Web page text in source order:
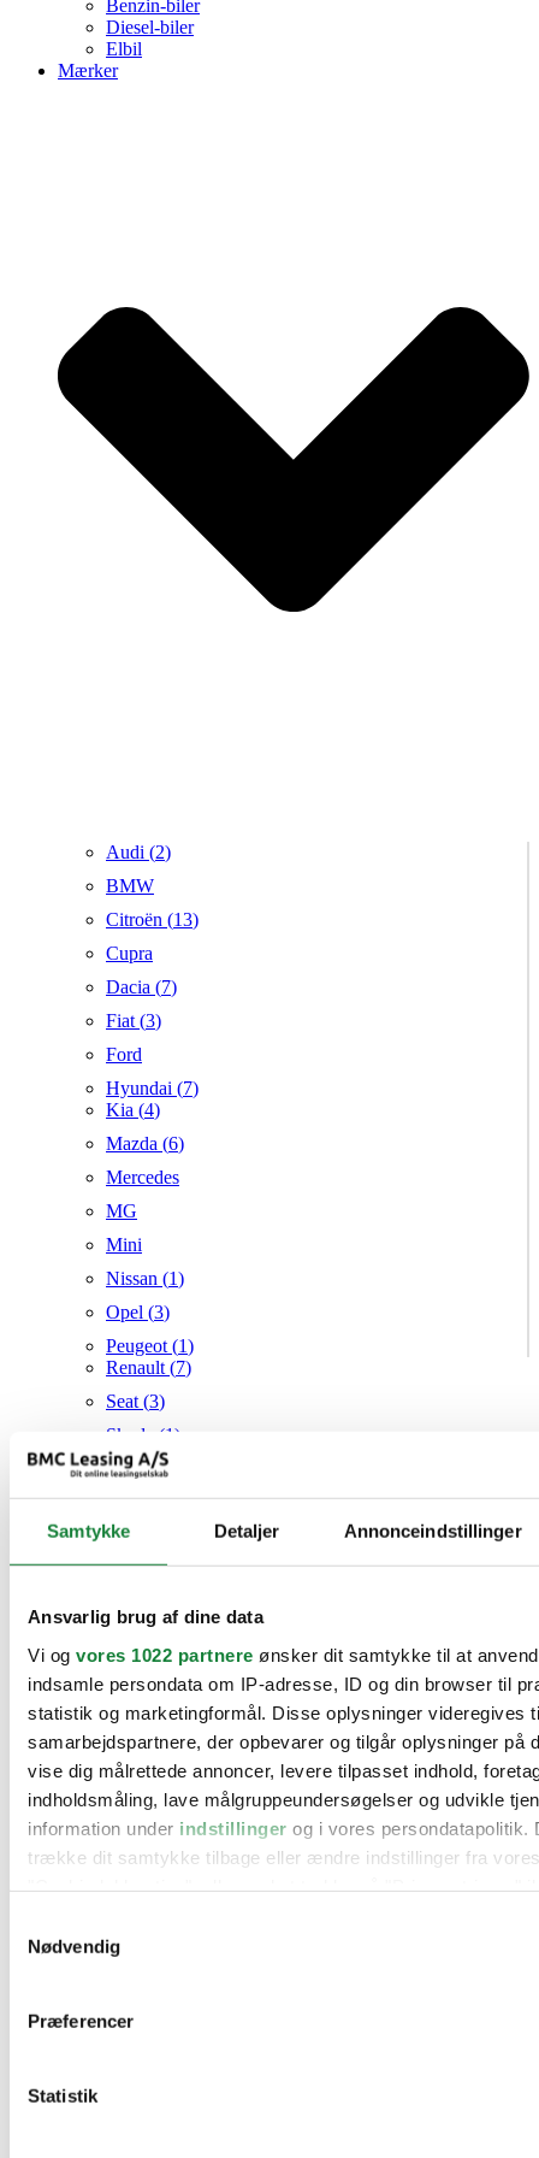
Samtykke Detaljer Annonceindstillinger
Ansvarlig brug af dine data
Vi og vores 1022 partnere ønsker dit samtykke til at
indsamle persondata om IP-adresse, ID og din browser til
statistik og marketingformål. Disse oplysninger videregives
samarbejdspartnere, der opbevarer og tilgår oplysninger på
vise dig målrettede annoncer, levere tilpasset indhold,
indholdsmåling, lave målgruppeundersøgelser og udvikle
information under indstillinger og i vores persondatapolitik.
trække dit samtykke tilbage eller ændre indstillinger fra
Hvis du tillader det, vil vi også gerne:
Identificere din enhed baseret på en scanning af
Dine valg anvendes på hele websitet.
Nødvendig
Præferencer
Statistik
Benzin-biler
Diesel-biler
Elbil
Mærker
Audi (2)
BMW
Citroën (13)
Cupra
Dacia (7)
Fiat (3)
Ford
Hyundai (7)
Kia (4)
Mazda (6)
Mercedes
MG
Mini
Nissan (1)
Opel (3)
Peugeot (1)
Renault (7)
Seat (3)
Skoda (1)
Suzuki
Tesla
Toyota (
VW (21)
Mazda
Citroën
Cupra
Dacia
Fiat
Ford
Hyundai
Kia
Mercedes
MG
Mini
Opel
Renault
Seat
Tesla
Værksteder